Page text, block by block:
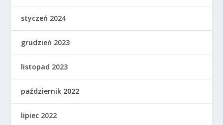
styczeń 2024
grudzień 2023
listopad 2023
październik 2022
lipiec 2022